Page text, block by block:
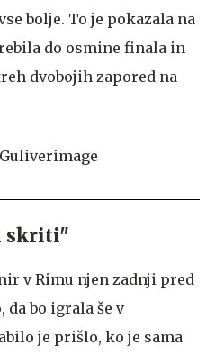
bolje. To je pokazala na
do osmine finala in
dvobojih zapored na
skriti"
v Rimu njen zadnji pred
da bo igrala še v
je prišlo, ko je sama